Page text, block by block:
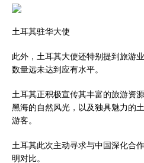
土耳其驻华大使
此外，土耳其大使还特别提到旅游
数量远未达到应有水平。
土耳其正积极宣传其丰富的旅游资
黑海的自然风光，以及独具魅力的
游客。
土耳其此次主动寻求与中国深化合
明对比。